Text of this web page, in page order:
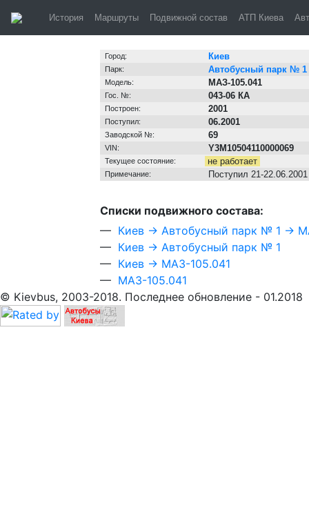
История Маршруты Подвижной состав АТП Киева
Киев,
Город:
Киев
Парк: Автобусный парк № 1
Модель: МАЗ-105.041
Гос. №: 043-06 КА
Построен: 2001
Поступил: 06.2001
Заводской №: 69
VIN: Y3M10504110000069
Текущее состояние: не работает
Примечание: Поступил 21-
Cписки подвижного состава:
— Киев → Автобусный парк № 1 →
— Киев → Автобусный парк № 1
— Киев → МАЗ-105.041
— МАЗ-105.041
© Kievbus, 2003-2018. Последнее обновление - 01.2018